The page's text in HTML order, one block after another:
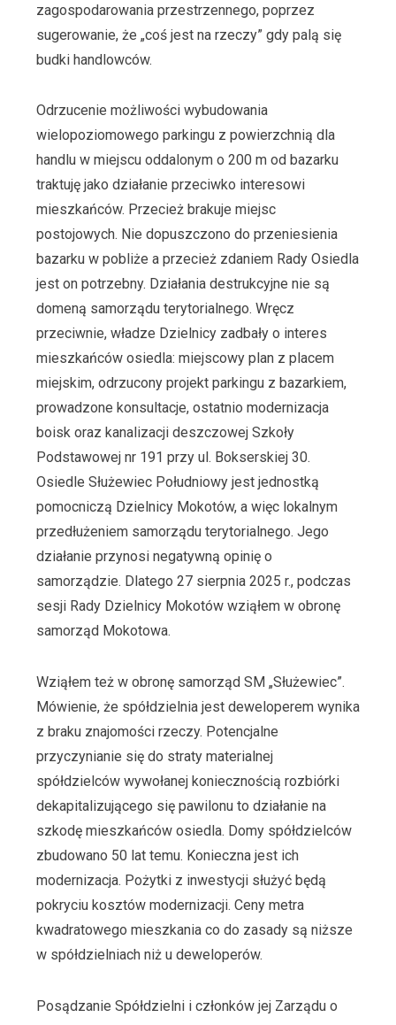
zagospodarowania przestrzennego, poprzez
sugerowanie, że „coś jest na rzeczy” gdy palą się
budki handlowców.
Odrzucenie możliwości wybudowania
wielopoziomowego parkingu z powierzchnią dla
handlu w miejscu oddalonym o 200 m od bazarku
traktuję jako działanie przeciwko interesowi
mieszkańców. Przecież brakuje miejsc
postojowych. Nie dopuszczono do przeniesienia
bazarku w pobliże a przecież zdaniem Rady Osiedla
jest on potrzebny. Działania destrukcyjne nie są
domeną samorządu terytorialnego. Wręcz
przeciwnie, władze Dzielnicy zadbały o interes
mieszkańców osiedla: miejscowy plan z placem
miejskim, odrzucony projekt parkingu z bazarkiem,
prowadzone konsultacje, ostatnio modernizacja
boisk oraz kanalizacji deszczowej Szkoły
Podstawowej nr 191 przy ul. Bokserskiej 30.
Osiedle Służewiec Południowy jest jednostką
pomocniczą Dzielnicy Mokotów, a więc lokalnym
przedłużeniem samorządu terytorialnego. Jego
działanie przynosi negatywną opinię o
samorządzie. Dlatego 27 sierpnia 2025 r., podczas
sesji Rady Dzielnicy Mokotów wziąłem w obronę
samorząd Mokotowa.
Wziąłem też w obronę samorząd SM „Służewiec”.
Mówienie, że spółdzielnia jest deweloperem wynika
z braku znajomości rzeczy. Potencjalne
przyczynianie się do straty materialnej
spółdzielców wywołanej koniecznością rozbiórki
dekapitalizującego się pawilonu to działanie na
szkodę mieszkańców osiedla. Domy spółdzielców
zbudowano 50 lat temu. Konieczna jest ich
modernizacja. Pożytki z inwestycji służyć będą
pokryciu kosztów modernizacji. Ceny metra
kwadratowego mieszkania co do zasady są niższe
w spółdzielniach niż u deweloperów.
Posądzanie Spółdzielni i członków jej Zarządu o